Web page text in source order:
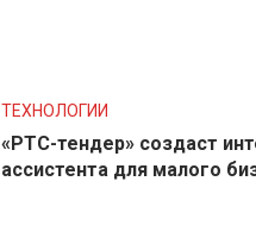
ТЕХНОЛОГИИ
«РТС-тендер» создаст
ассистента для малого